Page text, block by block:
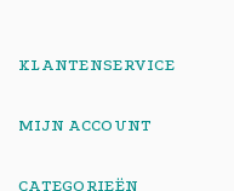
KLANTENSERVICE
MIJN ACCOUNT
CATEGORIEËN